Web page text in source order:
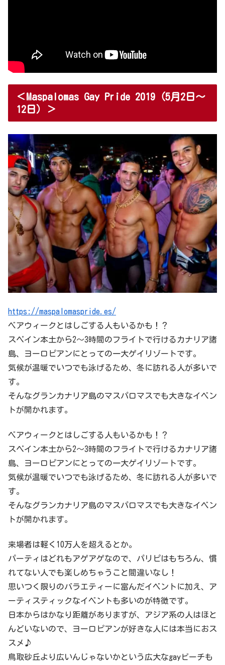
＜Maspalomas Gay Pride 2019（5月2日～
12日）＞
https://maspalomaspride.es/
ベアウィークとはしごする人もいるかも！？
スペイン本土から2～3時間のフライトで行けるカナリア諸
島、ヨーロピアンにとっての一大ゲイリゾートです。
気候が温暖でいつでも泳げるため、冬に訪れる人が多いで
す。
そんなグランカナリア島のマスパロマスでも大きなイベン
トが開かれます。
ベアウィークとはしごする人もいるかも！？
スペイン本土から2～3時間のフライトで行けるカナリア諸
島、ヨーロピアンにとっての一大ゲイリゾートです。
気候が温暖でいつでも泳げるため、冬に訪れる人が多いで
す。
そんなグランカナリア島のマスパロマスでも大きなイベン
トが開かれます。
来場者は軽く10万人を超えるとか。
パーティはどれもアゲアゲなので、パリピはもちろん、慣
れてない人でも楽しめちゃうこと間違いなし！
思いつく限りのバラエティーに富んだイベントに加え、ア
ーティスティックなイベントも多いのが特徴です。
日本からはかなり距離がありますが、アジア系の人はほと
んどいないので、ヨーロピアンが好きな人には本当におス
スメ♪
鳥取砂丘より広いんじゃないかという広大なgayビーチも